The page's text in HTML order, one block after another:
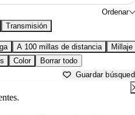
Ordenar
Transmisión
A 100 millas de distancia
Millaje
Color Borrar todo
Guardar